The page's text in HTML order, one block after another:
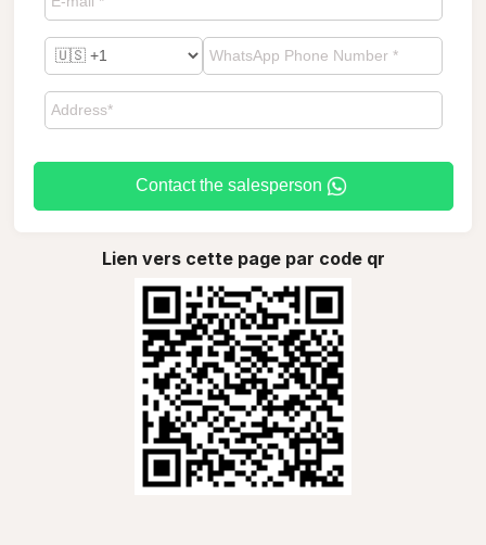
Contact the salesperson
Lien vers cette page par code qr